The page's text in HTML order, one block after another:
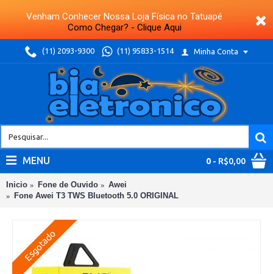
Venham Conhecer Nossa Loja Física no Tatuapé
Como Chegar? - Clique Aqui
(11) 2093-9300 (11) 95833-1514 Minha Conta
0 - R$0,00
MENU
Inicio Fone de Ouvido
Awei
Fone Awei T3 TWS Bluetooth 5.0 ORIGINAL
Esgotado